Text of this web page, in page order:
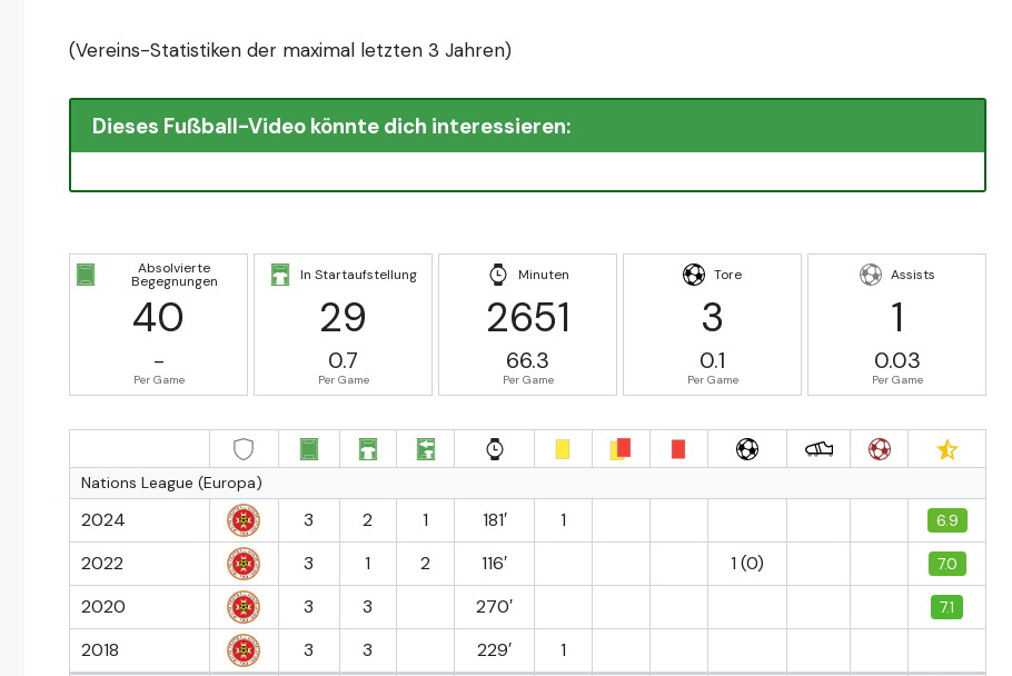
(Vereins-Statistiken der maximal letzten 3 Jahren)
Dieses Fußball-Video könnte dich interessieren:
Absolvierte
Begegnungen
40
-
Per Game
In Startaufstellung
29
0.7
Per Game
Minuten
2651
66.3
Per Game
Tore
3
0.1
Per Game
Assists
1
0.03
Per Game
Nations League (Europa)
2024 3 2 1 181′ 1 6.9
2022 3 1 2 116′ 1 (0) 7.0
2020 3 3 270′ 7.1
2018 3 3 229′
1